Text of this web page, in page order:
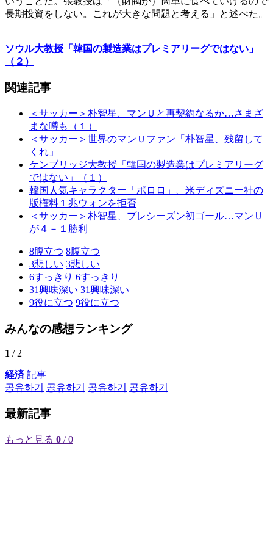
長期投資をしない。これが大きな問題と考える」と述べた。
ソウル大教授「韓国の製造業はプレミアリーグではない」
（２）
関連記事
＜サッカー＞朴智星、マンＵと再契約なるか…さまざ
まな噂も（１）
＜サッカー＞世界のマンＵファン「朴智星、残留して
くれ」
ケンブリッジ大教授「韓国の製造業はプレミアリーグ
ではない」（１）
韓国人気キャラクター「ポロロ」、米ディズニー社の
版権料１兆ウォンを拒否
＜サッカー＞朴智星、プレシーズン初ゴール…マンＵ
が４－１勝利
8腹立つ 8腹立つ
3悲しい 3悲しい
6すっきり 6すっきり
31興味深い 31興味深い
9役に立つ 9役に立つ
みんなの感想ランキング
1 / 2
経済記事
공유하기
공유하기 공유하기 공유하기
最新記事
もっと見る 0 / 0